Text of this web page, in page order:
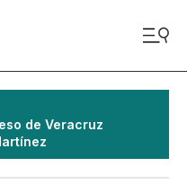
de Veracruz